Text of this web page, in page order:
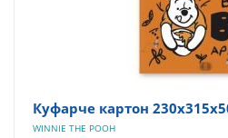
Куфарче картон
WINNIE THE POOH